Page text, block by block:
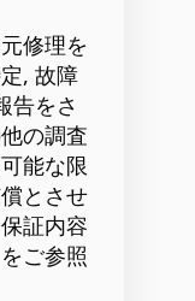
修理を
, 故障
告をさ
の調査
能な限
とさせ
証内容
ご参照